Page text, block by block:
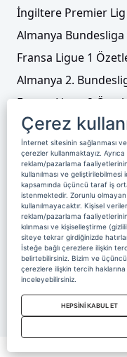
İngiltere Premier
Almanya
Fransa Ligue 1
Almanya 2.
Fransa Ligue 2
Tenis
Video Liste
Foto Galeriler
Üyelik Yayın Akışı
Künye ve İletişim
Çerez Yönetimi
Nereden İzlerim
Copyright 2020 Digiturk
sayılırsınız.
Çerez
İnternet sitesinin sağlanması
çerezler kullanmaktayız.
reklam/pazarlama
kullanılması ve
kapsamında üçüncü taraf iş
istenmektedir. Zorunlu
kullanılmayacaktır. Kişisel
reklam/pazarlama
kılınması ve kişiselleştirme
siteye tekrar girdiğinizde
İsteğe bağlı çerezlere ilişkin
belirtebilirsiniz. Bizim ve üçüncü
çerezlere ilişkin tercih
inceleyebilirsiniz.
HEPSİNİ KABUL ET